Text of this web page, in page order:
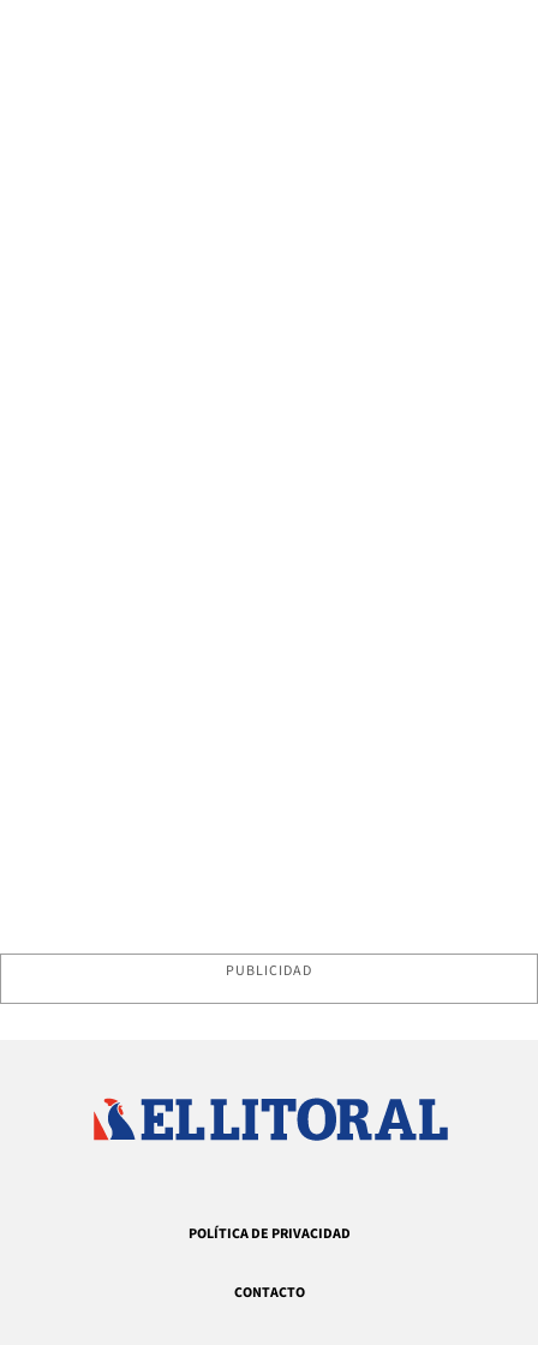
PUBLICIDAD
POLÍTICA DE PRIVACIDAD
CONTACTO